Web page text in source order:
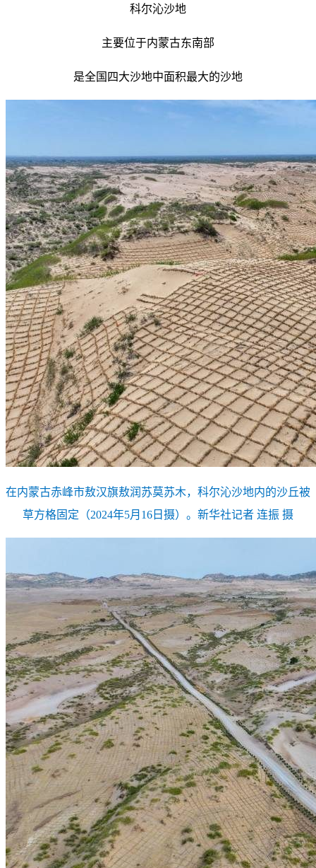
科尔沁沙地
主要位于内蒙古东南部
是全国四大沙地中面积最大的沙地
在内蒙古赤峰市敖汉旗敖润苏莫苏木，科尔沁沙地内的沙丘被
草方格固定（2024年5月16日摄）。新华社记者 连振 摄